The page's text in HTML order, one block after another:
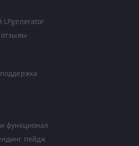
LPgenerator
функционал
пейдж